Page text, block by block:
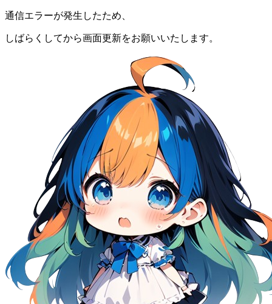
通信エラーが発生したため、
しばらくしてから画面更新をお願いいたします。